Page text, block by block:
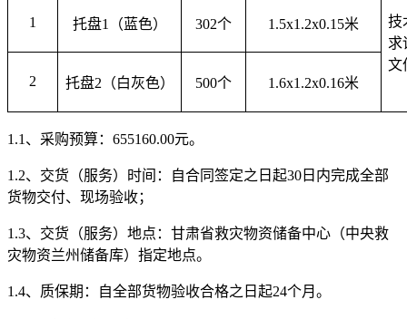
1 托盘1（蓝色） 302个 1.5x1.2x0.15米
技
求
文
2
托盘2（白灰色） 500个 1.6x1.2x0.16米
1.1、 采购预算： 655160.00元。
1.2、 交货（服务）时间：自合同签定之日起30日内完成全部
货物交付、现场验收；
1.3、 交货（服务）地点： 甘肃省救灾物资储备中心（中央救
灾物资兰州储备库） 指定地点。
1.4、质保期：自全部货物验收合格之日起24个月。